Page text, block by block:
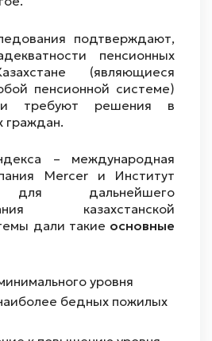
подтверждают,
пенсионных
(являющиеся
пенсионной системе)
требуют решения в
граждан.
– международная
Mercer и Институт
дальнейшего
казахстанской
дали такие основные
уровня
бедных пожилых